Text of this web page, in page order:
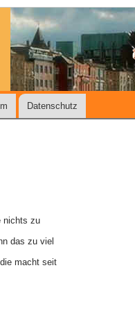
Datenschutz
nichts zu
das zu viel
macht seit